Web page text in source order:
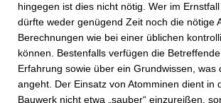
hingegen ist dies nicht nötig. Wer im
dürfte weder genügend Zeit noch die nötige
Berechnungen wie bei einer üblichen
können. Bestenfalls verfügen die
Erfahrung sowie über ein Grundwissen,
angeht. Der Einsatz von Atomminen dient in
Bauwerk nicht etwa „sauber“ einzureißen,